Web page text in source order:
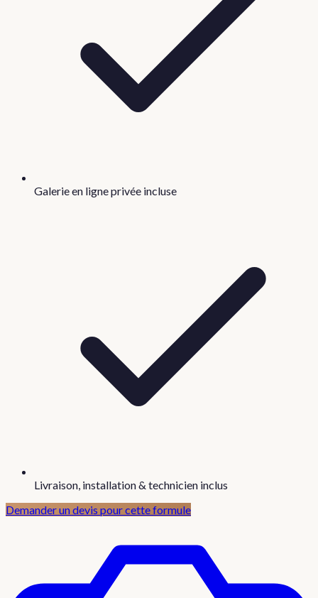
Galerie en ligne privée incluse
Livraison, installation & technicien inclus
Demander un devis pour cette formule